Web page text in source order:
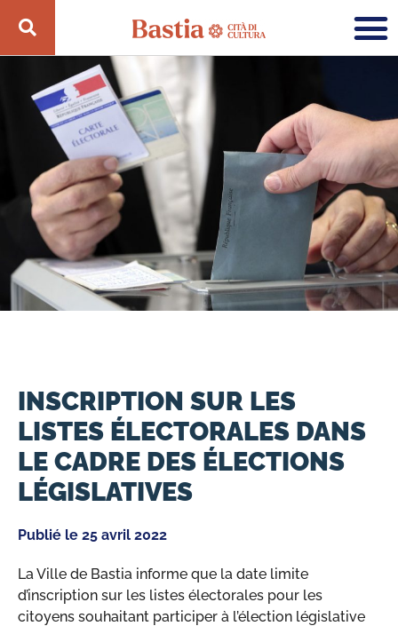
INSCRIPTION SUR LES
LISTES ÉLECTORALES DANS
LE CADRE DES ÉLECTIONS
LÉGISLATIVES
Publié le 25 avril 2022
La Ville de Bastia informe que la date limite
d’inscription sur les listes électorales pour les
citoyens souhaitant participer à l’élection législative